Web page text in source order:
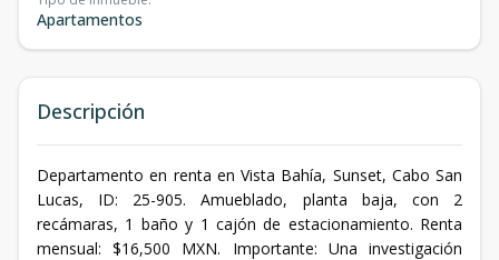
Apartamentos
Descripción
Departamento en renta en Vista Bahía, Sunset, Cabo San
Lucas, ID: 25-905. Amueblado, planta baja, con 2
recámaras, 1 baño y 1 cajón de estacionamiento. Renta
mensual: $16,500 MXN. Importante: Una investigación